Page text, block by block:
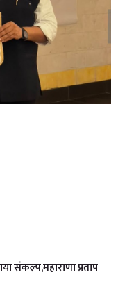
संकल्प,महाराणा प्रताप